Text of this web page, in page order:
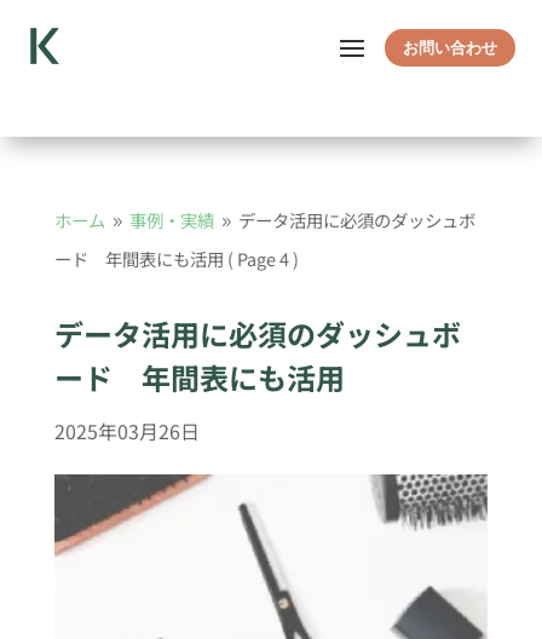
お問い合わせ
ホーム 9 事例・実績 9 データ活用に必須のダッシュボ
ード 年間表にも活用 ( Page 4 )
データ活用に必須のダッシュボ
ード 年間表にも活用
2025年03月26日